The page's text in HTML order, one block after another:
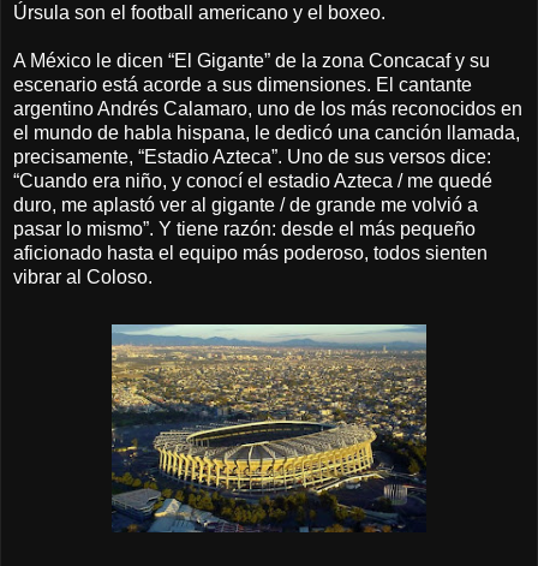
Úrsula son el football americano y el boxeo.
A México le dicen “El Gigante” de la zona Concacaf y su
escenario está acorde a sus dimensiones. El cantante
argentino Andrés Calamaro, uno de los más reconocidos en
el mundo de habla hispana, le dedicó una canción llamada,
precisamente, “Estadio Azteca”. Uno de sus versos dice:
“Cuando era niño, y conocí el estadio Azteca / me quedé
duro, me aplastó ver al gigante / de grande me volvió a
pasar lo mismo”. Y tiene razón: desde el más pequeño
aficionado hasta el equipo más poderoso, todos sienten
vibrar al Coloso.